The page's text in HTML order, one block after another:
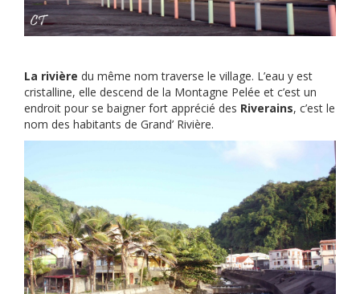
La rivière du même nom traverse le village. L’eau y est
cristalline, elle descend de la Montagne Pelée et c’est un
endroit pour se baigner fort apprécié des Riverains, c’est le
nom des habitants de Grand’ Rivière.